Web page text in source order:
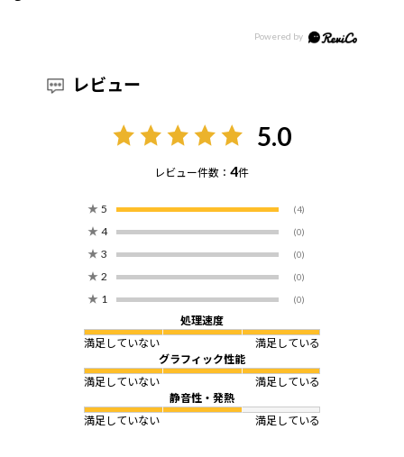
レビュー
5.0
レビュー件数：4件
★ 5 (4)
★ 4 (0)
★ 3 (0)
★ 2 (0)
★ 1 (0)
処理速度
満足していない
満足している
グラフィック性能
満足していない
満足している
静音性・発熱
満足していない
満足している